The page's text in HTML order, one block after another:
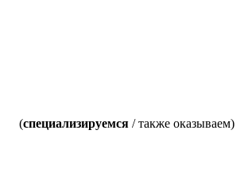
(специализируемся / также оказываем)